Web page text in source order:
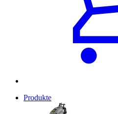
Produkte